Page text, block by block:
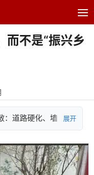
而不是“振兴乡
：道路硬化、墙
展开